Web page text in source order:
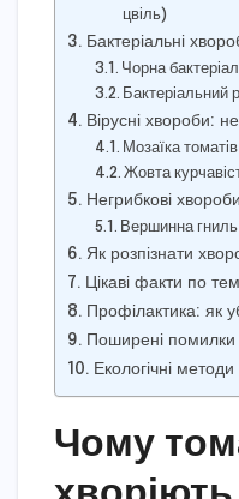
цвіль)
Бактеріальні
Чорна
Бактеріальний
Вірусні хвороби:
Мозаїка томатів
Жовта
Негрибкові
Вершинна гниль
Як розпізнати
Цікаві факти по
Профілактика: як
Поширені помилки
Екологічні
Чому
хворіють